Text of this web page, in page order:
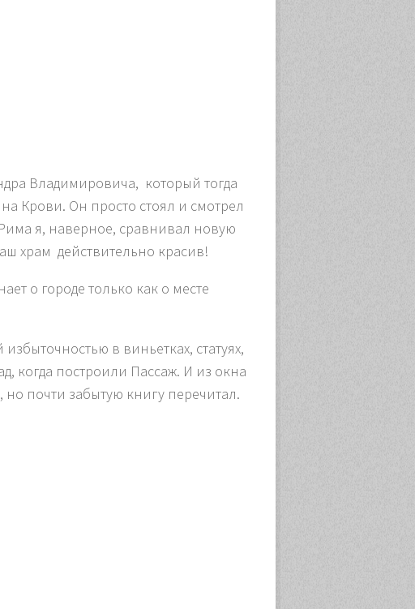
Владимировича, который тогда
Крови. Он просто стоял и смотрел
я, наверное, сравнивал новую
храм действительно красив!
о городе только как о месте
в виньетках, статуях,
когда построили Пассаж. И из окна
но почти забытую книгу перечитал.